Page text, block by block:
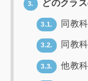
3. どのクラ
3.1. 同教
3.2. 同教
3.3. 他教